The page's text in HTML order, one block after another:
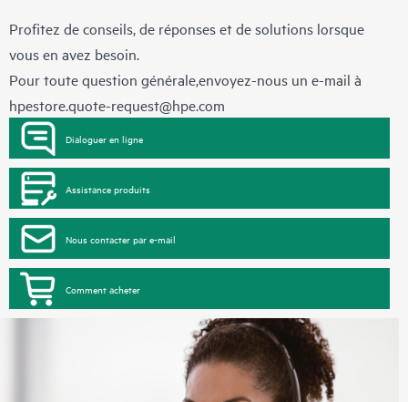
Profitez de conseils, de réponses et de solutions lorsque
vous en avez besoin.
Pour toute question générale,envoyez-nous un e-mail à
hpestore.quote-request@hpe.com
Dialoguer en ligne
Assistance produits
Nous contacter par e-mail
Comment acheter